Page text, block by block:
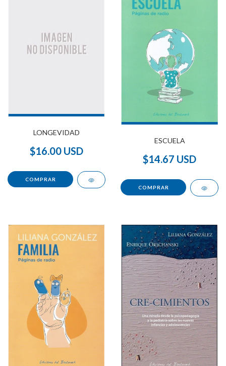
LONGEVIDAD
$16.00 USD
ESCUELA
$14.67 USD